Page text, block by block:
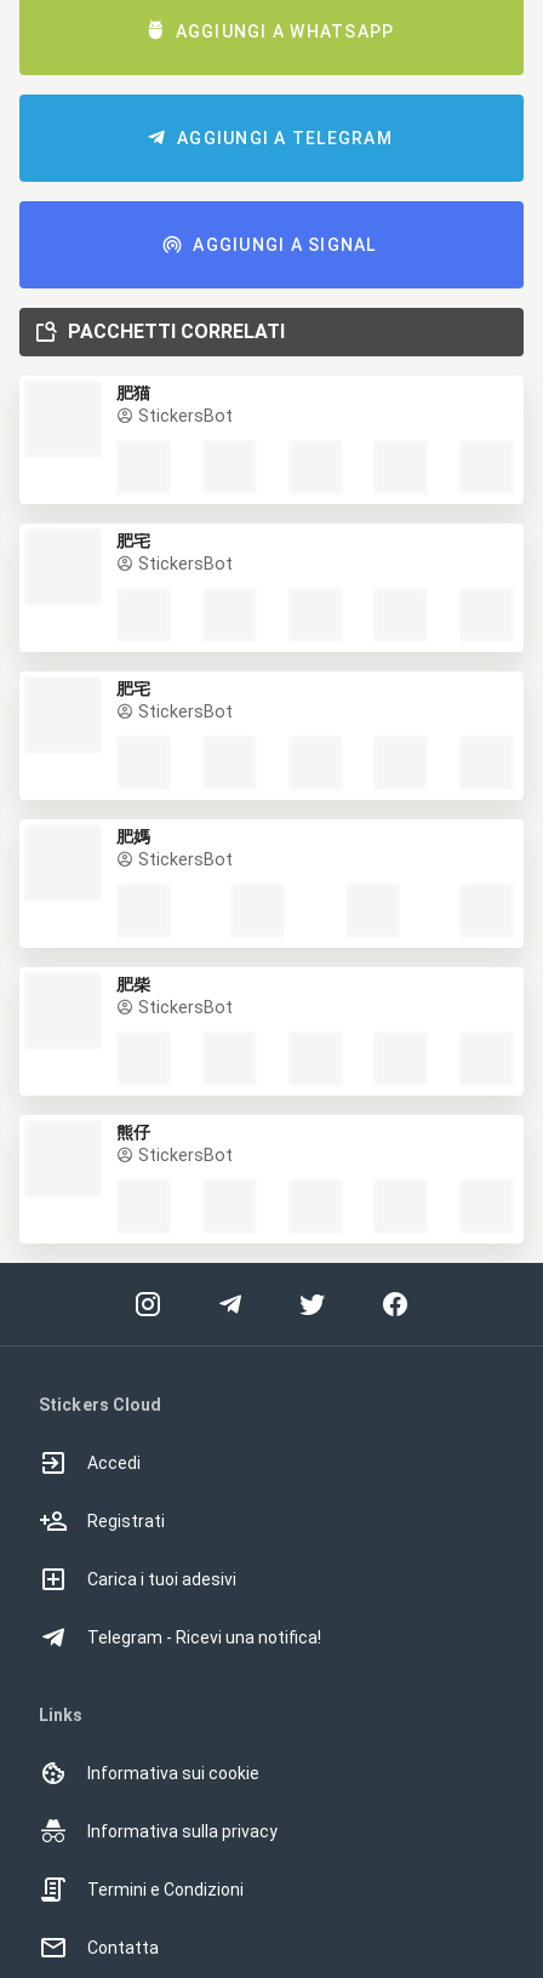
AGGIUNGI A WHATSAPP
AGGIUNGI A TELEGRAM
AGGIUNGI A SIGNAL
PACCHETTI CORRELATI
肥猫
StickersBot
肥宅
StickersBot
肥宅
StickersBot
肥媽
StickersBot
肥柴
StickersBot
熊仔
StickersBot
Stickers Cloud
Accedi
Registrati
Carica i tuoi adesivi
Telegram - Ricevi una notifica!
Links
Informativa sui cookie
Informativa sulla privacy
Termini e Condizioni
Contatta